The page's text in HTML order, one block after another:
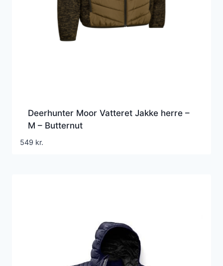
Deerhunter Moor Vatteret Jakke herre –
M – Butternut
549 kr.